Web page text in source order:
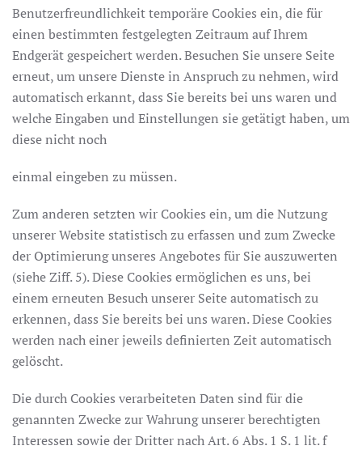
Benutzerfreundlichkeit temporäre Cookies ein, die für
einen bestimmten festgelegten Zeitraum auf Ihrem
Endgerät gespeichert werden. Besuchen Sie unsere Seite
erneut, um unsere Dienste in Anspruch zu nehmen, wird
automatisch erkannt, dass Sie bereits bei uns waren und
welche Eingaben und Einstellungen sie getätigt haben, um
diese nicht noch
einmal eingeben zu müssen.
Zum anderen setzten wir Cookies ein, um die Nutzung
unserer Website statistisch zu erfassen und zum Zwecke
der Optimierung unseres Angebotes für Sie auszuwerten
(siehe Ziff. 5). Diese Cookies ermöglichen es uns, bei
einem erneuten Besuch unserer Seite automatisch zu
erkennen, dass Sie bereits bei uns waren. Diese Cookies
werden nach einer jeweils definierten Zeit automatisch
gelöscht.
Die durch Cookies verarbeiteten Daten sind für die
genannten Zwecke zur Wahrung unserer berechtigten
Interessen sowie der Dritter nach Art. 6 Abs. 1 S. 1 lit. f